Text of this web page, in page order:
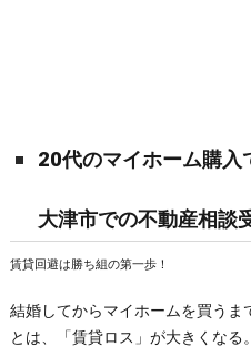
20代のマイホーム購入
大津市での不動産相談
賃貸回避は勝ち組の第一歩！
結婚してからマイホームを買うま
とは、「賃貸ロス」が大きくなる。